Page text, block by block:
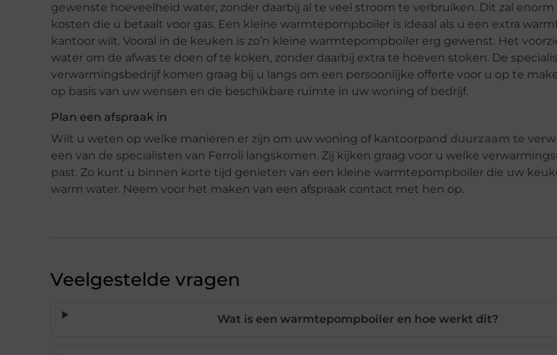
gewenste hoeveelheid water, zonder daarbij al te veel stroom te verbruiken. Dit zal
kosten die u betaalt voor gas. Een kleine warmtepompboiler is ideaal als u een extra
kantoor wilt. Vooral in de keuken is zo’n kleine warmtepompboiler erg gewenst. Het
water om de afwas te doen of te koken, zonder daarbij extra te hoeven stoken. De
verwarmingsbedrijf komen graag bij u langs om een persoonlijke offerte voor u op te
op basis van uw wensen en de beschikbare ruimte in uw woning of bedrijf.
Plan een afspraak in
Wilt u weten op welke manieren er zijn om uw woning of kantoorpand duurzaam te
een van de specialisten van Ferroli langskomen. Zij kijken graag voor u welke
past. Zo kunt u binnen korte tijd genieten van een kleine warmtepompboiler die uw
warm water. Neem voor het maken van een afspraak contact met hen op.
Veelgestelde vragen
Wat is een warmtepompboiler en hoe werkt dit?